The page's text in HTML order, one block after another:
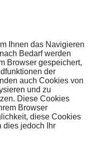
Ihnen das Navigieren
Bedarf werden
Browser gespeichert,
der
auch Cookies von
und zu
Diese Cookies
Browser
diese Cookies
dies jedoch Ihr